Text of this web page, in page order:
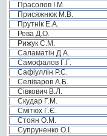
Прасолов І.М.
Присяжнюк М.В.
Прутнік Е.А.
Рева Д.О.
Рижук С.М.
Саламатін Д.А.
Самофалов Г.Г.
Сафіуллін Р.С.
Селіваров А.Б.
Сівкович В.Л.
Скудар Г.М.
Смітюх Г.Є.
Стоян О.М.
Супруненко О.І.